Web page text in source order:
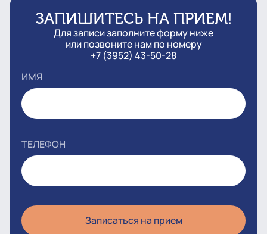
ЗАПИШИТЕСЬ НА ПРИЕМ!
Для записи заполните форму ниже
или позвоните нам по номеру
+7 (3952) 43-50-28
ИМЯ
ТЕЛЕФОН